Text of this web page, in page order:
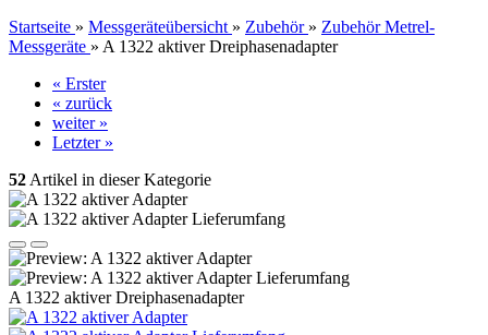
Startseite » Messgeräteübersicht » Zubehör » Zubehör Metrel-
Messgeräte » A 1322 aktiver Dreiphasenadapter
« Erster
« zurück
weiter »
Letzter »
52 Artikel in dieser Kategorie
A 1322 aktiver Dreiphasenadapter